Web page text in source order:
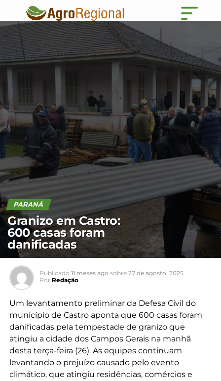
PARANÁ
Granizo em Castro:
600 casas foram
danificadas
Publicado 11 meses ago sobre 27 de agosto, 2025
Por Redação
Um levantamento preliminar da Defesa Civil do
município de Castro aponta que 600 casas foram
danificadas pela tempestade de granizo que
atingiu a cidade dos Campos Gerais na manhã
desta terça-feira (26). As equipes continuam
levantando o prejuízo causado pelo evento
climático, que atingiu residências, comércios e